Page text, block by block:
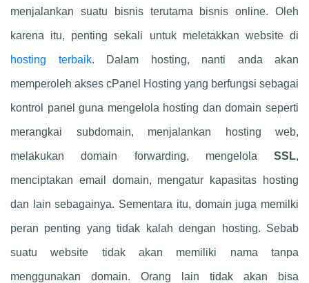
menjalankan suatu bisnis terutama bisnis online. Oleh
karena itu, penting sekali untuk meletakkan website di
hosting terbaik. Dalam hosting, nanti anda akan
memperoleh akses cPanel Hosting yang berfungsi sebagai
kontrol panel guna mengelola hosting dan domain seperti
merangkai subdomain, menjalankan hosting web,
melakukan domain forwarding, mengelola SSL,
menciptakan email domain, mengatur kapasitas hosting
dan lain sebagainya. Sementara itu, domain juga memilki
peran penting yang tidak kalah dengan hosting. Sebab
suatu website tidak akan memiliki nama tanpa
menggunakan domain. Orang lain tidak akan bisa